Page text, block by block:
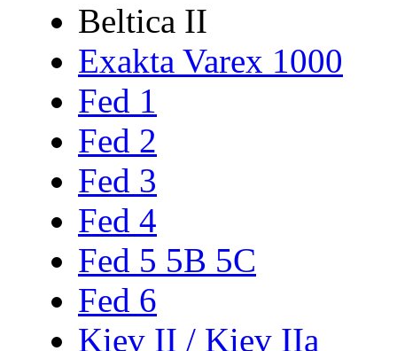
Beltica II
Exakta Varex 1000
Fed 1
Fed 2
Fed 3
Fed 4
Fed 5 5B 5C
Fed 6
Kiev II / Kiev IIa